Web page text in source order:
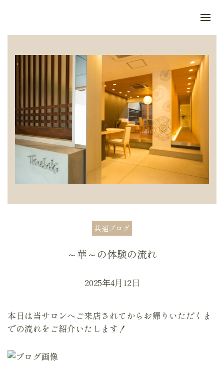
共通ブログ
～華～の体験の流れ
2025年4月12日
本日は当サロンへご来店されてからお帰りいただくま
での流れをご紹介いたします！